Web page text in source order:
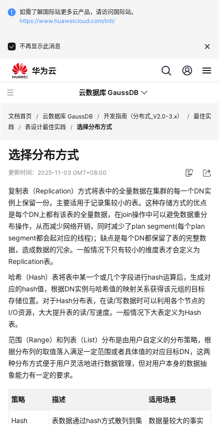
如需了解国际站更多云产品，请访问国际站。
https://www.huaweicloud.com/intl/
不再显示此消息
云数据库 GaussDB
最
新
动
服
务
公
产
品
介
绍
计
明
快
速
门
用
文档首页 / 云数据库 GaussDB / 开发指南（分布式_V2.0-3.x） / 最佳实
践 / 表设计最佳实践 / 选择分布方式
选择分布方式
更新时间： 2025-11-03 GMT+08:00
复制表（Replication）方式将表中的全量数据在集群的每一个DN实
例上保留一份。主要适用于记录集较小的表。这种存储方式的优点
是每个DN上都有该表的全量数据，在join操作中可以避免数据重分
布操作，从而减少网络开销，同时减少了plan segment(每个plan
segment都会起对应的线程)；缺点是每个DN都保留了表的完整数
据，造成数据的冗余。一般情况下只有较小的维度表才会定义为
Replication表。
哈希（Hash）表将表中某一个或几个字段进行hash运算后，生成对
应的hash值，根据DN实例与哈希值的映射关系获得该元组的目标
存储位置。对于Hash分布表，在读/写数据时可以利用各个节点的
I/O资源，大大提升表的读/写速度。一般情况下大表定义为Hash
表。
范围（Range）和列表（List）分布是由用户自定义的分布策略，根
据分布列的取值落入满足一定范围或者具体值的对应目标DN，这两
种分布方式便于用户灵活地进行数据管理，但对用户本身的数据抽
象能力有一定的要求。
策略 描述 适用场景
Hash
表数据通过hash方式散列到集
数据量较大的事实